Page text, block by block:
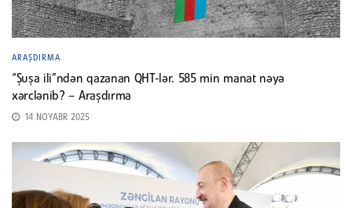
ARAŞDIRMA
“Şuşa ili”ndən qazanan QHT-lər. 585 min manat nəyə
xərclənib? – Araşdırma
14 NOYABR 2025